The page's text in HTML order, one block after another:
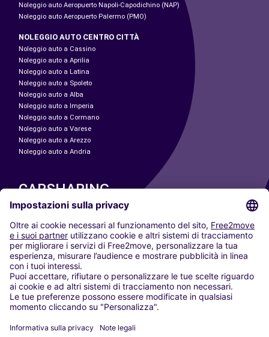
Noleggio auto Aeropuerto Napoli-Capodichino (NAP)
Noleggio auto Aeropuerto Palermo (PMO)
NOLEGGIO AUTO CENTRO CITTÀ
Noleggio auto a Cassino
Noleggio auto a Aprilia
Noleggio auto a Latina
Noleggio auto a Spoleto
Noleggio auto a Alba
Noleggio auto a Imperia
Noleggio auto a Cormano
Noleggio auto a Varese
Noleggio auto a Arezzo
Noleggio auto a Andria
CARSHARING
LE NOSTRE CITTÀ
Paris
Madrid
Washington DC
Milano
Roma
Torino
Vienna
Berlino
Düsseldorf